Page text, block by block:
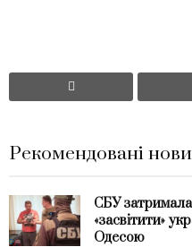
Рекомендовані
СБУ
«засвітити»
Одесою